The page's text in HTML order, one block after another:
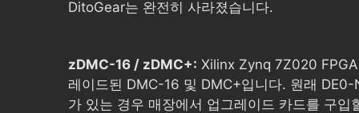
DitoGear는 완전히 사라졌습니다.
zDMC-16 / zDMC+: Xilinx Zynq 7Z020
레이드된 DMC-16 및 DMC+입니다. 원래
가 있는 경우 매장에서 업그레이드 카드를 구입